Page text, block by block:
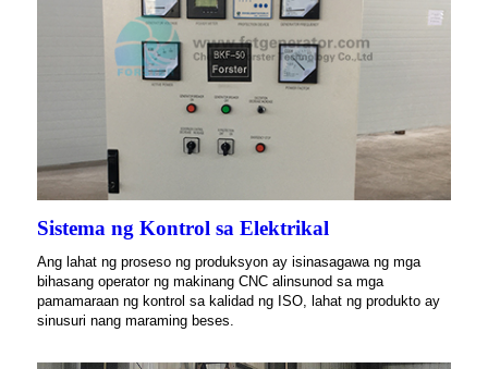
Sistema ng Kontrol sa Elektrikal
Ang lahat ng proseso ng produksyon ay isinasagawa ng mga
bihasang operator ng makinang CNC alinsunod sa mga
pamamaraan ng kontrol sa kalidad ng ISO, lahat ng produkto ay
sinusuri nang maraming beses.